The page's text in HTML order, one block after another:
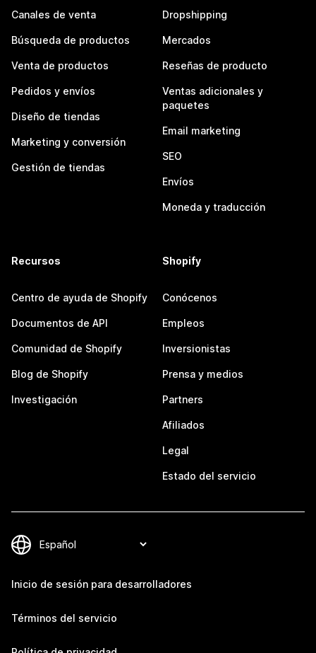
Canales de venta
Búsqueda de productos
Venta de productos
Pedidos y envíos
Diseño de tiendas
Marketing y conversión
Gestión de tiendas
Dropshipping
Mercados
Reseñas de producto
Ventas adicionales y
paquetes
Email marketing
SEO
Envíos
Moneda y traducción
Recursos
Centro de ayuda de Shopify
Documentos de API
Comunidad de Shopify
Blog de Shopify
Investigación
Shopify
Conócenos
Empleos
Inversionistas
Prensa y medios
Partners
Afiliados
Legal
Estado del servicio
Inicio de sesión para desarrolladores
Términos del servicio